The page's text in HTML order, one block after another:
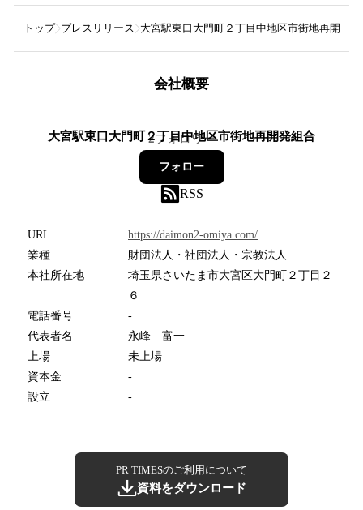
トップ プレスリリース 大宮駅東口大門町２丁目中地区市街地再開発
会社概要
大宮駅東口大門町２丁目中地区市街地再開発組合
2フォロワー
フォロー
RSS
URL
https://daimon2-omiya.com/
業種
財団法人・社団法人・宗教法人
本社所在地
埼玉県さいたま市大宮区大門町２丁目２
６
電話番号
-
代表者名
永峰 富一
上場
未上場
資本金
-
設立
-
PR TIMESのご利用について
資料をダウンロード